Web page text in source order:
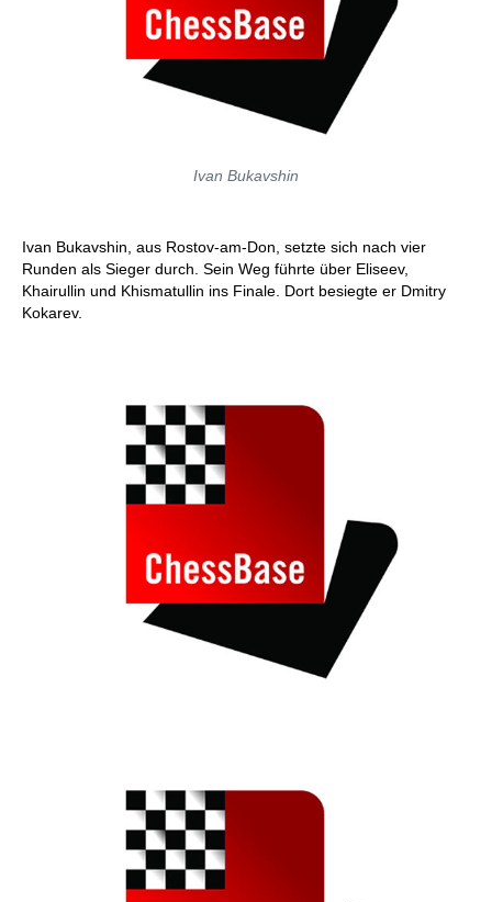
Ivan Bukavshin
Ivan Bukavshin, aus Rostov-am-Don, setzte sich nach vier
Runden als Sieger durch. Sein Weg führte über Eliseev,
Khairullin und Khismatullin ins Finale. Dort besiegte er Dmitry
Kokarev.